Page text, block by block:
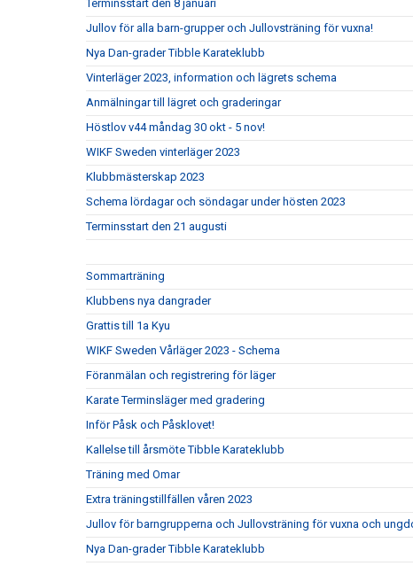
Terminsstart den 8 januari
Jullov för alla barn-grupper och Jullovsträning för vuxna!
Nya Dan-grader Tibble Karateklubb
Vinterläger 2023, information och lägrets schema
Anmälningar till lägret och graderingar
Höstlov v44 måndag 30 okt - 5 nov!
WIKF Sweden vinterläger 2023
Klubbmästerskap 2023
Schema lördagar och söndagar under hösten 2023
Terminsstart den 21 augusti
Sommarträning
Klubbens nya dangrader
Grattis till 1a Kyu
WIKF Sweden Vårläger 2023 - Schema
Föranmälan och registrering för läger
Karate Terminsläger med gradering
Inför Påsk och Påsklovet!
Kallelse till årsmöte Tibble Karateklubb
Träning med Omar
Extra träningstillfällen våren 2023
Jullov för barngrupperna och Jullovsträning för vuxna och
Nya Dan-grader Tibble Karateklubb